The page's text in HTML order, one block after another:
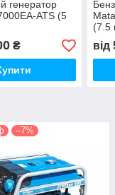
генератор
ATS (5
₴
(7.5
від
–7%